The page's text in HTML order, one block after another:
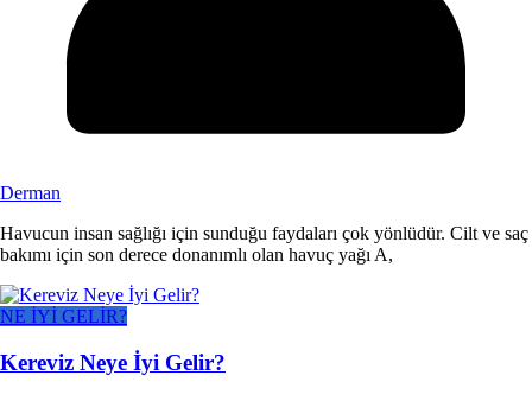
Derman
Havucun insan sağlığı için sunduğu faydaları çok yönlüdür. Cilt ve saç
bakımı için son derece donanımlı olan havuç yağı A,
NE İYİ GELİR?
Kereviz Neye İyi Gelir?